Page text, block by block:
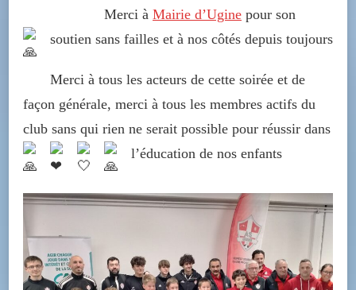
Merci à Mairie d’Ugine pour son
soutien sans failles et à nos côtés depuis toujours
Merci à tous les acteurs de cette soirée et de
façon générale, merci à tous les membres actifs du
club sans qui rien ne serait possible pour réussir dans
l’éducation de nos enfants